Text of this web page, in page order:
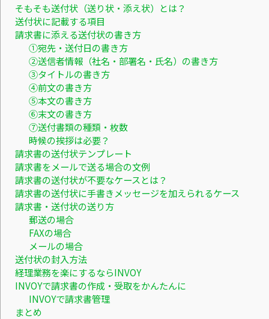
そもそも送付状（送り状・添え状）とは？
送付状に記載する項目
請求書に添える送付状の書き方
①宛先・送付日の書き方
②送信者情報（社名・部署名・氏名）の書き方
③タイトルの書き方
④前文の書き方
⑤本文の書き方
⑥末文の書き方
⑦送付書類の種類・枚数
時候の挨拶は必要？
請求書の送付状テンプレート
請求書をメールで送る場合の文例
請求書の送付状が不要なケースとは？
請求書の送付状に手書きメッセージを加えられるケース
請求書・送付状の送り方
郵送の場合
FAXの場合
メールの場合
送付状の封入方法
経理業務を楽にするならINVOY
INVOYで請求書の作成・受取をかんたんに
INVOYで請求書管理
まとめ